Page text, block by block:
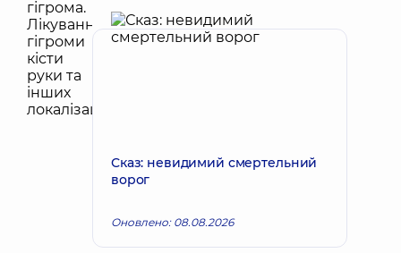
Сказ: невидимий смертельний
ворог
Оновлено: 08.08.2026